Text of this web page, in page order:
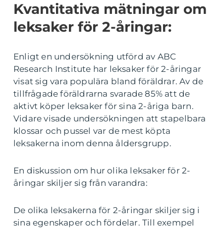
Kvantitativa mätningar om
leksaker för 2-åringar:
Enligt en undersökning utförd av ABC
Research Institute har leksaker för 2-åringar
visat sig vara populära bland föräldrar. Av de
tillfrågade föräldrarna svarade 85% att de
aktivt köper leksaker för sina 2-åriga barn.
Vidare visade undersökningen att stapelbara
klossar och pussel var de mest köpta
leksakerna inom denna åldersgrupp.
En diskussion om hur olika leksaker för 2-
åringar skiljer sig från varandra:
De olika leksakerna för 2-åringar skiljer sig i
sina egenskaper och fördelar. Till exempel